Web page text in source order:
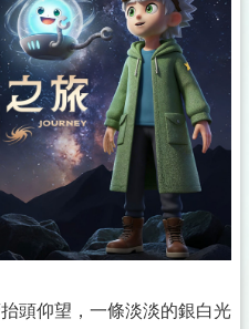
頭仰望，一條淡淡的銀白光